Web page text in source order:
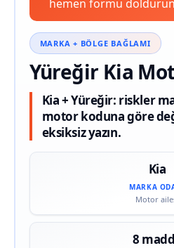
hemen formu
MARKA + BÖLGE BAĞLAMI
Yüreğir Kia
Kia + Yüreğir: riskler
motor koduna göre
eksiksiz yazın.
Kia
MARKA
Motor
8